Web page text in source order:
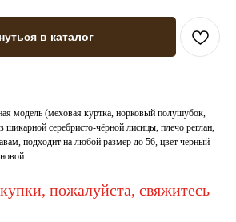
в каталог
модель (меховая куртка, норковый полушубок,
серебристо-чёрной лисицы, плечо реглан,
подходит на любой размер до 56, цвет чёрный
пожалуйста, свяжитесь